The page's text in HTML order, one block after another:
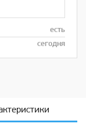
есть
сегодня